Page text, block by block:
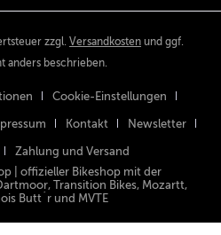
zzgl. Versandkosten und ggf.
anders beschrieben.
Cookie-Einstellungen
Kontakt Newsletter
Zahlung und Versand
| offizieller Bikeshop mit der
Transition Bikes, Mozartt,
Butt´r und MVTE